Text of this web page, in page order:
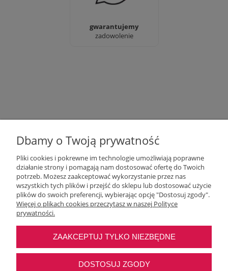
gwarantujemy
zadowolenie
zadowolenia Klientów
Moje konto
Najczęstsze pytania
Dbamy o Twoją prywatność
Pliki cookies i pokrewne im technologie umożliwiają poprawne
działanie strony i pomagają nam dostosować ofertę do Twoich
potrzeb. Możesz zaakceptować wykorzystanie przez nas
wszystkich tych plików i przejść do sklepu lub dostosować użycie
plików do swoich preferencji, wybierając opcję "Dostosuj zgody".
Więcej o plikach cookies przeczytasz w naszej Polityce
prywatności.
ZAAKCEPTUJ TYLKO NIEZBĘDNE
DOSTOSUJ ZGODY